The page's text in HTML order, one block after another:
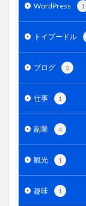
WordPress 1
トイプードル
ブログ 3
仕事 1
副業 4
観光 1
趣味 1